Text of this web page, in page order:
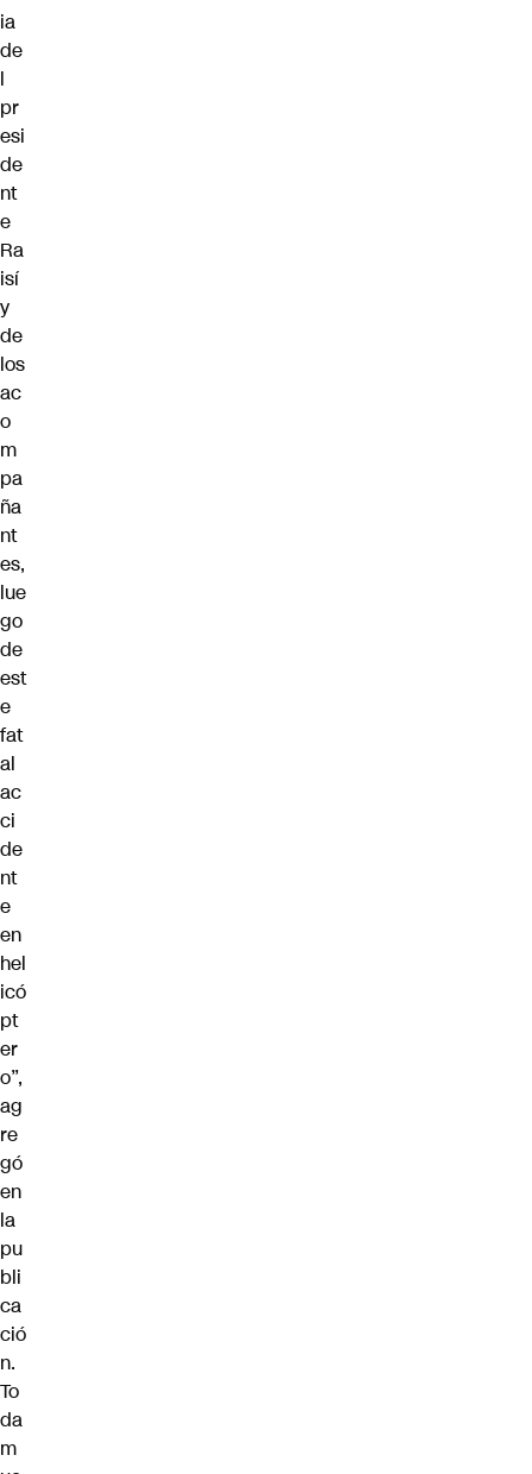
ia
de
l
pr
esi
de
nt
e
Ra
isí
y
de
los
ac
o
m
pa
ña
nt
es,
lue
go
de
est
e
fat
al
ac
ci
de
nt
e
en
hel
icó
pt
er
o”,
ag
re
gó
en
la
pu
bli
ca
ció
n.
To
da
m